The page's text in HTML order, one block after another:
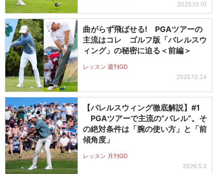
2025.10.10
曲がらず飛ばせる! PGAツアーの
主流はコレ ゴルフ版「バレルスウ
ィング」の秘密に迫る＜前編＞
レッスン 週刊GD
2025.10.24
【バレルスウィング徹底解説】#1
PGAツアーで主流の“バレル”。そ
の絶対条件は「腕の使い方」と「前
傾角度」
レッスン 月刊GD
2026.5.3